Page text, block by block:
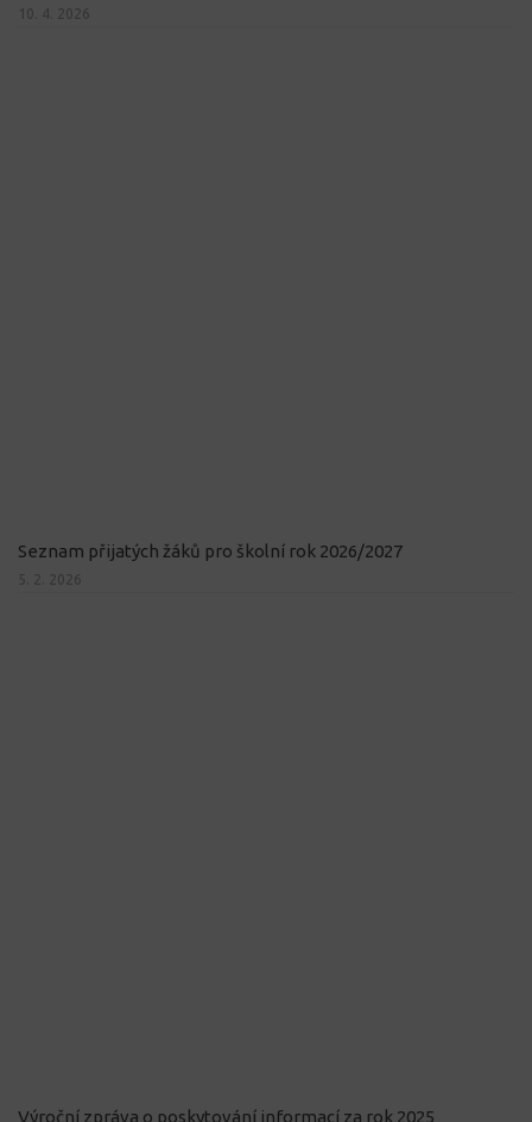
10. 4. 2026
Seznam přijatých žáků pro školní rok 2026/2027
5. 2. 2026
Výroční zpráva o poskytování informací za rok 2025